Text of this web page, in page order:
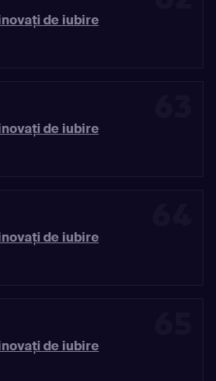
de iubire
de iubire
de iubire
de iubire